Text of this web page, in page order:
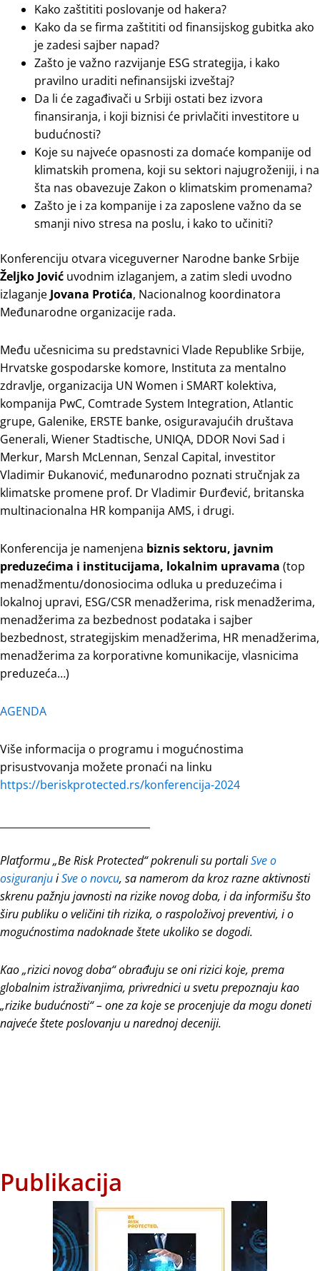
Kako zaštititi poslovanje od hakera?
Kako da se firma zaštititi od finansijskog gubitka ako
je zadesi sajber napad?
Zašto je važno razvijanje ESG strategija, i kako
pravilno uraditi nefinansijski izveštaj?
Da li će zagađivači u Srbiji ostati bez izvora
finansiranja, i koji biznisi će privlačiti investitore u
budućnosti?
Koje su najveće opasnosti za domaće kompanije od
klimatskih promena, koji su sektori najugroženiji, i na
šta nas obavezuje Zakon o klimatskim promenama?
Zašto je i za kompanije i za zaposlene važno da se
smanji nivo stresa na poslu, i kako to učiniti?
Konferenciju otvara viceguverner Narodne banke Srbije
Željko Jović uvodnim izlaganjem, a zatim sledi uvodno
izlaganje Jovana Protića, Nacionalnog koordinatora
Međunarodne organizacije rada.
Među učesnicima su predstavnici Vlade Republike Srbije,
Hrvatske gospodarske komore, Instituta za mentalno
zdravlje, organizacija UN Women i SMART kolektiva,
kompanija PwC, Comtrade System Integration, Atlantic
grupe, Galenike, ERSTE banke, osiguravajućih društava
Generali, Wiener Stadtische, UNIQA, DDOR Novi Sad i
Merkur, Marsh McLennan, Senzal Capital, investitor
Vladimir Đukanović, međunarodno poznati stručnjak za
klimatske promene prof. Dr Vladimir Đurđević, britanska
multinacionalna HR kompanija AMS, i drugi.
Konferencija je namenjena biznis sektoru, javnim
preduzećima i institucijama, lokalnim upravama (top
menadžmentu/donosiocima odluka u preduzećima i
lokalnoj upravi, ESG/CSR menadžerima, risk menadžerima,
menadžerima za bezbednost podataka i sajber
bezbednost, strategijskim menadžerima, HR menadžerima,
menadžerima za korporativne komunikacije, vlasnicima
preduzeća…)
AGENDA
Više informacija o programu i mogućnostima
prisustvovanja možete pronaći na linku
https://beriskprotected.rs/konferencija-2024
Platformu „Be Risk Protected“ pokrenuli su portaliSve o
osiguranjuiSve o novcu, sa namerom da kroz razne aktivnosti
skrenu pažnju javnosti na rizike novog doba, i da informišu što
širu publiku o veličini tih rizika, o raspoloživoj preventivi, i o
mogućnostima nadoknade štete ukoliko se dogodi.
Kao „rizici novog doba“ obrađuju se oni rizici koje, prema
globalnim istraživanjima, privrednici u svetu prepoznaju kao
„rizike budućnosti“ – one za koje se procenjuje da mogu doneti
najveće štete poslovanju u narednoj deceniji.
Publikacija